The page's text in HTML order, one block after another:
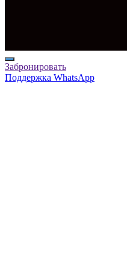
Забронировать
Поддержка WhatsApp